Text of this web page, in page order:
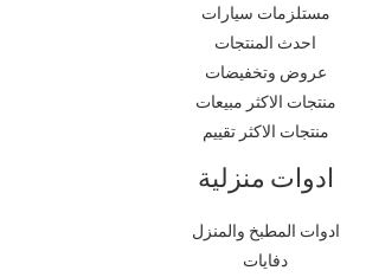
مستلزمات سيارات
احدث المنتجات
عروض وتخفيضات
منتجات الاكثر مبيعات
منتجات الاكثر تقييم
ادوات منزلية
ادوات المطبخ والمنزل
دفايات